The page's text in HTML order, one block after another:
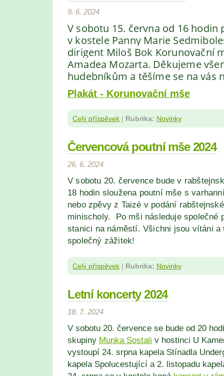
9. 6. 2024
V sobotu 15. června od 16 hodin
v kostele Panny Marie
dirigent Miloš Bok Korunovační
Amadea Mozarta. Děkujeme
hudebníkům a těšíme se na vás
Plakát - Korunovační mše
Celý příspěvek | Rubrika: Novinky
Červencová poutní mše 2024
26. 6. 2024
V sobotu 20. července bude v
18 hodin sloužena poutní mše s
nebo zpěvy z Taizé v podání
minischoly. Po mši následuje společné
stanici na náměstí. Všichni jsou vítáni a
společný zážitek!
Celý příspěvek | Rubrika: Novinky
Letní koncerty 2024
18. 7. 2024
V sobotu 20. července se bude od 20
skupiny Munka Sostali v hostinci U
vystoupí 24. srpna kapela Stínadla
kapela Spolucestující a 2. listopadu